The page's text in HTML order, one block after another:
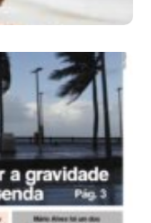
De Agosto De